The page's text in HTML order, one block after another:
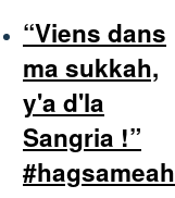
“Viens dans
ma sukkah,
y'a d'la
Sangria !”
#hagsameah